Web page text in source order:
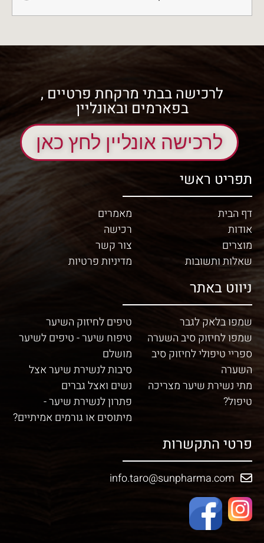
לרכישה בבתי מרקחת פרטיים ,
בפארמים ובאונליין
לרכישה אונליין לחץ כאן
תפריט ראשי
דף הבית
אודות
מוצרים
שאלות ותשובות
מאמרים
רכישה
צור קשר
מדיניות פרטיות
ניווט באתר
שמפו בלאק לגבר
שמפו לחיזוק סיב השערה
ספריי טיפולי לחיזוק סיב
השערה
מתי נשירת שיער מצריכה
טיפול?
טיפים לחיזוק השיער
טיפוח שיער - טיפים לשיער
מושלם
סיבות לנשירת שיער אצל
נשים ואצל גברים
פתרון לנשירת שיער -
מיתוסים או גורמים אמיתיים?
פרטי התקשרות
info.taro@sunpharma.com